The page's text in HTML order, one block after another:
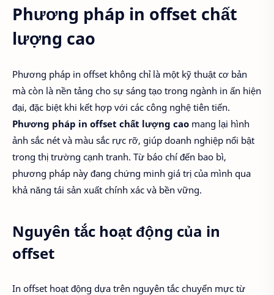
Phương pháp in offset chất
lượng cao
Phương pháp in offset không chỉ là một kỹ thuật cơ bản
mà còn là nền tảng cho sự sáng tạo trong ngành in ấn hiện
đại, đặc biệt khi kết hợp với các công nghệ tiên tiến.
Phương pháp in offset chất lượng cao mang lại hình
ảnh sắc nét và màu sắc rực rỡ, giúp doanh nghiệp nổi bật
trong thị trường cạnh tranh. Từ báo chí đến bao bì,
phương pháp này đang chứng minh giá trị của mình qua
khả năng tái sản xuất chính xác và bền vững.
Nguyên tắc hoạt động của in
offset
In offset hoạt động dựa trên nguyên tắc chuyển mực từ